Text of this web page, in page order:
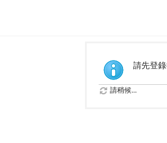
請先登
請稍候...